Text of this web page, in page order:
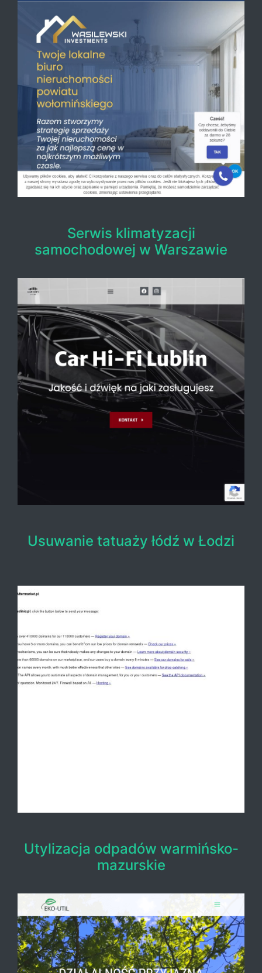
Serwis klimatyzacji
samochodowej w Warszawie
Usuwanie tatuaży łódź w Łodzi
Utylizacja odpadów warmińsko-
mazurskie